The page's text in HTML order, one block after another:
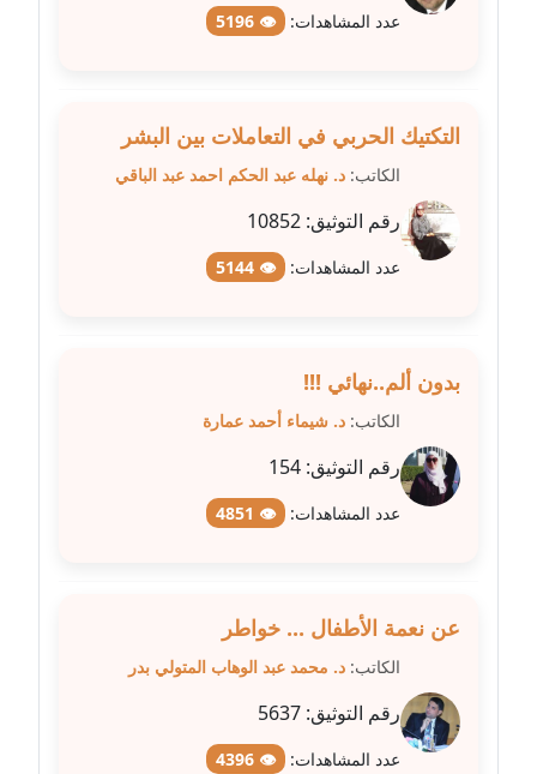
مدونة صفاء فوزي
عاملة
مدونة طارق المسيري
عاملة
مدونة طلبة رضوان
مدونة طه ابوزيد
عاملة
مدونة طه عبد الوهاب
عاملة
مدونة عبد الحميد ابراهيم
مدونة عبد الرحمن محمد
عاملة
عدد المشاهدات: 👁 5196
التكتيك الحربي في التعاملات بين البشر
الكاتب: د. نهله عبد الحكم احمد عبد الباقي
رقم التوثيق: 10852
عدد المشاهدات: 👁 5144
بدون ألم..نهائي !!!
الكاتب: د. شيماء أحمد عمارة
رقم التوثيق: 154
عدد المشاهدات: 👁 4851
عن نعمة الأطفال ... خواطر
الكاتب: د. محمد عبد الوهاب المتولي بدر
رقم التوثيق: 5637
عدد المشاهدات: 👁 4396